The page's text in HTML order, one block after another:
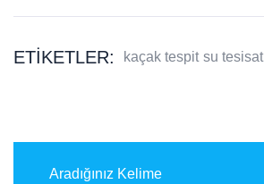
ETIKETLER: kaçak tespit su tesisat